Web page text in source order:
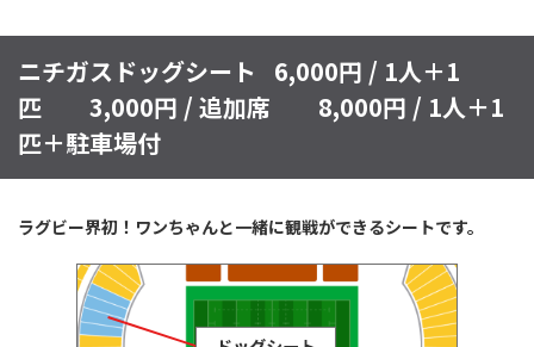
ニチガスドッグシート
6,000円 / 1人＋1
匹 3,000円 / 追加席 8,000円 / 1人＋1
匹＋駐車場付
ラグビー界初！ワンちゃんと一緒に観戦ができるシートです。